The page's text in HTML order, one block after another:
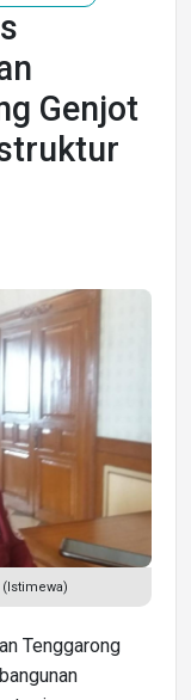
Genjot
Tenggarong